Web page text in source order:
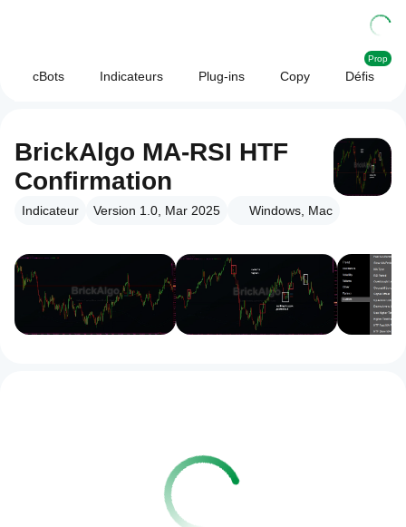
cBots Indicateurs Plug-ins Copy Défis
Prop
BrickAlgo MA-RSI HTF
Confirmation
Indicateur Version 1.0, Mar 2025 Windows, Mac